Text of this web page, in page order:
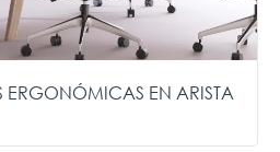
ERGONÓMICAS EN ARISTA